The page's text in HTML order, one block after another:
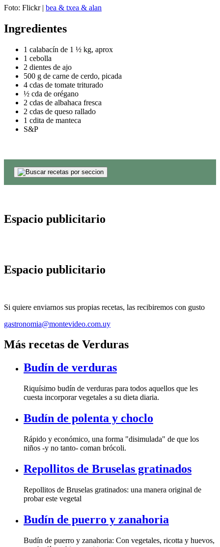
Foto: Flickr | bea & txea & alan
Ingredientes
1 calabacín de 1 ½ kg, aprox
1 cebolla
2 dientes de ajo
500 g de carne de cerdo, picada
4 cdas de tomate triturado
½ cda de orégano
2 cdas de albahaca fresca
2 cdas de queso rallado
1 cdita de manteca
S&P
Espacio publicitario
Espacio publicitario
Si quiere enviarnos sus propias recetas, las recibiremos con gusto
gastronomia@montevideo.com.uy
Más recetas de Verduras
Budín de verduras
Riquísimo budín de verduras para todos aquellos que les
cuesta incorporar vegetales a su dieta diaria.
Budín de polenta y choclo
Rápido y económico, una forma "disimulada" de que los
niños -y no tanto- coman brócoli.
Repollitos de Bruselas gratinados
Repollitos de Bruselas gratinados: una manera original de
probar este vegetal
Budín de puerro y zanahoria
Budín de puerro y zanahoria: Con vegetales, ricotta y huevos,